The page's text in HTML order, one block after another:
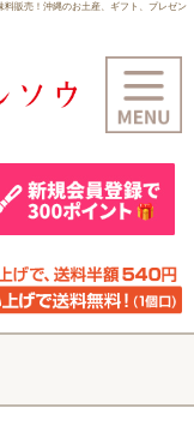
販売！沖縄のお土産、ギフト、プレゼン